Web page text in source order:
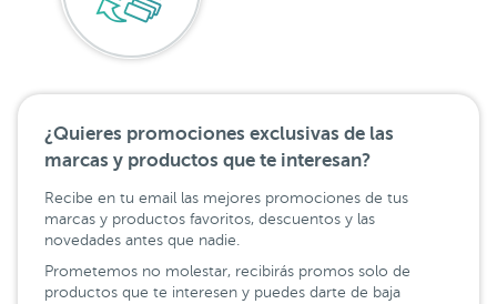
¿Quieres promociones exclusivas de las
marcas y productos que te interesan?
Recibe en tu email las mejores promociones de tus
marcas y productos favoritos, descuentos y las
novedades antes que nadie.
Prometemos no molestar, recibirás promos solo de
productos que te interesen y puedes darte de baja